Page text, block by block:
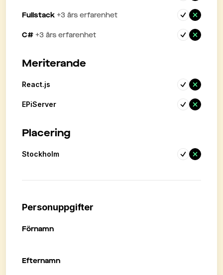
Fullstack +3 års erfarenhet
C# +3 års erfarenhet
Meriterande
React.js
EPiServer
Placering
Stockholm
Personuppgifter
Förnamn
Efternamn